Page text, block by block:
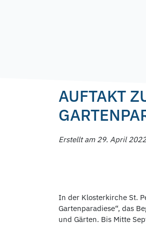
AUFTAKT
Erstellt am 29. April
In der Klosterkirche St.
Gartenparadiese“, das
und Gärten. Bis Mitte